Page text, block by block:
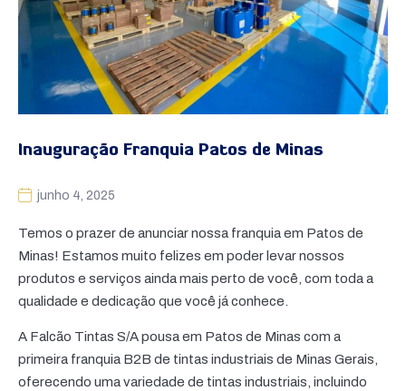
Inauguração Franquia Patos de Minas
junho 4, 2025
Temos o prazer de anunciar nossa franquia em Patos de
Minas! Estamos muito felizes em poder levar nossos
produtos e serviços ainda mais perto de você, com toda a
qualidade e dedicação que você já conhece.
A Falcão Tintas S/A pousa em Patos de Minas com a
primeira franquia B2B de tintas industriais de Minas Gerais,
oferecendo uma variedade de tintas industriais, incluindo